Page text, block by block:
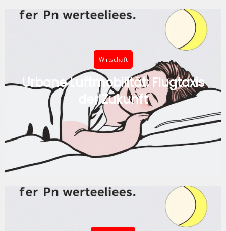
Wirtschaft
Urbane Luftmobilität: Flugtaxis
der Zukunft